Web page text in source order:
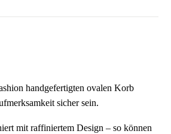
handgefertigten ovalen Korb
sicher sein.
mit raffiniertem Design – so können